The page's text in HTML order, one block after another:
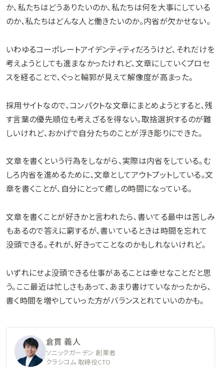
か、私たちはどうありたいのか、私たちは何を大事にしている
のか、私たちはどんな人と働きたいのか。内省が欠かせない。
いわゆるコーポレートアイデンティティだろうけど、それだけを
考えようとしても進まなかったけれど、文章にしていくプロセ
スを経ることで、ぐっと輪郭が見えて解像度が高まった。
採用サイトなので、コンパクトな文章にまとめようとすると、残
す言葉の優先順位も考えざるを得ない。取捨選択するのが難
しいけれど、おかげで自分たちのことが浮き彫りにできた。
文章を書くという行為をしながら、実際は内省をしている。む
しろ内省を進めるために、文章としてアウトプットしている。文
章を書くことが、自分にとって癒しの時間になっている。
文章を書くことが好きかと言われたら、書いてる最中は苦しみ
もあるので答えに窮するが、書いているときは時間を忘れて
没頭できる。それが、好きってことなのかもしれないけれど。
いずれにせよ没頭できる仕事があることは幸せなことだと思
う。ここ最近は忙しさもあって、あまり書けていなかったから、
書く時間を増やしていった方がバランスとれていいのかも。
倉貫 義人
ソニックガーデン 創業者
クラシコム 取締役CTO